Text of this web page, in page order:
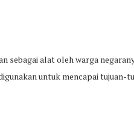
sebagai alat oleh warga
untuk mencapai tujuan-